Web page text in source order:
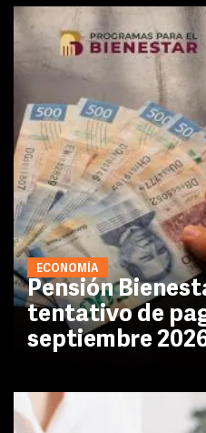
ECONOMÍA
Pensión
tentativo de
septiembre